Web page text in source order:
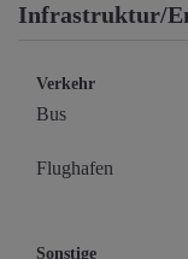
Infrastruktur/
Verkehr
Bus
Flughafen
Sonstige